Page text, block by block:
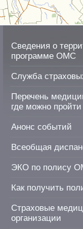
Сведения о
программе ОМС
Служба
Перечень
где можно
Анонс событий
Всеобщая
ЭКО по полису
Как получить
Страховые
организации